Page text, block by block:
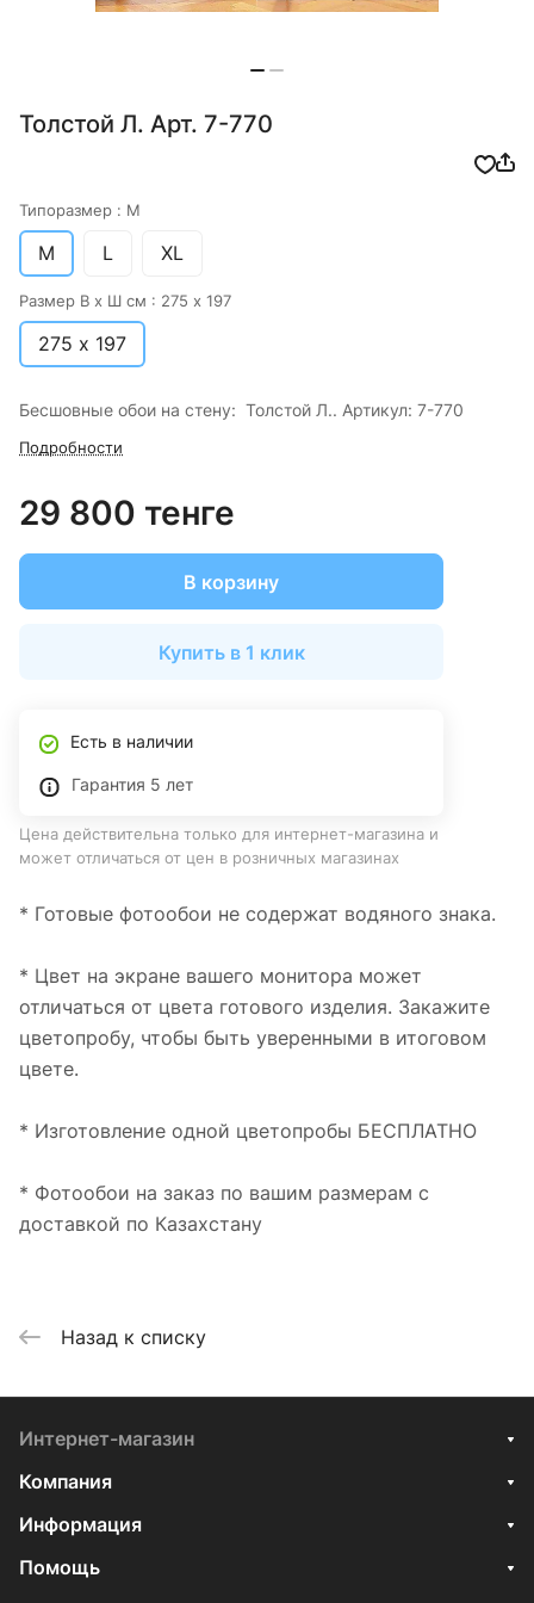
Толстой Л. Арт. 7-770
Типоразмер : M
M L XL
Размер В х Ш см : 275 х 197
275 х 197
Бесшовные обои на стену: Толстой Л.. Артикул: 7-770
Подробности
29 800 тенге
В корзину
Купить в 1 клик
Есть в наличии
Гарантия 5 лет
Цена действительна только для интернет-магазина и
может отличаться от цен в розничных магазинах
* Готовые фотообои не содержат водяного знака.
* Цвет на экране вашего монитора может
отличаться от цвета готового изделия. Закажите
цветопробу, чтобы быть уверенными в итоговом
цвете.
* Изготовление одной цветопробы БЕСПЛАТНО
* Фотообои на заказ по вашим размерам с
доставкой по Казахстану
Назад к списку
Интернет-магазин
Компания
Информация
Помощь